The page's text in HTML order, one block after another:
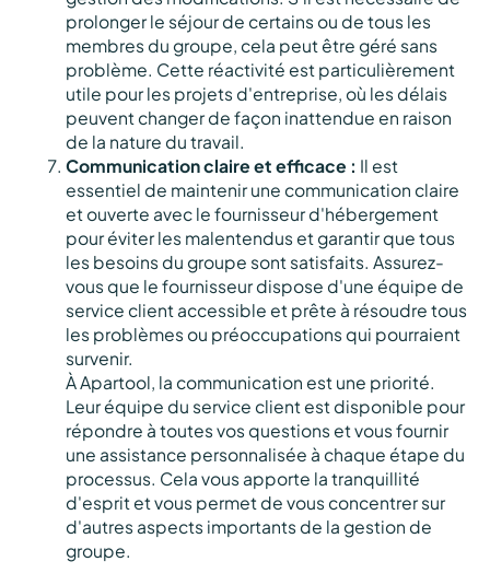
prolonger le séjour de certains ou de tous les
membres du groupe, cela peut être géré sans
problème. Cette réactivité est particulièrement
utile pour les projets d'entreprise, où les délais
peuvent changer de façon inattendue en raison
de la nature du travail.
Communication claire et efficace : Il est
essentiel de maintenir une communication claire
et ouverte avec le fournisseur d'hébergement
pour éviter les malentendus et garantir que tous
les besoins du groupe sont satisfaits. Assurez-
vous que le fournisseur dispose d'une équipe de
service client accessible et prête à résoudre tous
les problèmes ou préoccupations qui pourraient
survenir.
À Apartool, la communication est une priorité.
Leur équipe du service client est disponible pour
répondre à toutes vos questions et vous fournir
une assistance personnalisée à chaque étape du
processus. Cela vous apporte la tranquillité
d'esprit et vous permet de vous concentrer sur
d'autres aspects importants de la gestion de
groupe.